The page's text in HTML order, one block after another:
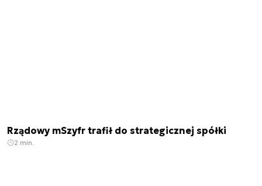
Rządowy mSzyfr trafił do strategicznej spółki
2 min.